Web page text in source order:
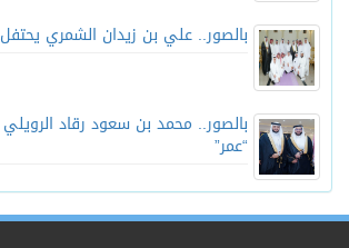
بالصور.. علي بن زيدان الشمري يحتفل
بالصور.. محمد بن سعود رقاد الرويلي
“عمر”